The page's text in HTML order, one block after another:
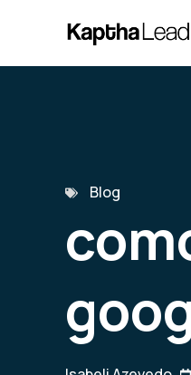
Blog